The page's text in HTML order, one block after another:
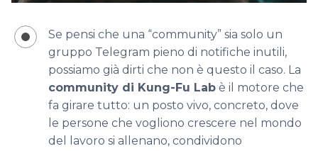
Se pensi che una “community” sia solo un
gruppo Telegram pieno di notifiche inutili,
possiamo già dirti che non è questo il caso. La
community di Kung-Fu Lab è il motore che
fa girare tutto: un posto vivo, concreto, dove
le persone che vogliono crescere nel mondo
del lavoro si allenano, condividono